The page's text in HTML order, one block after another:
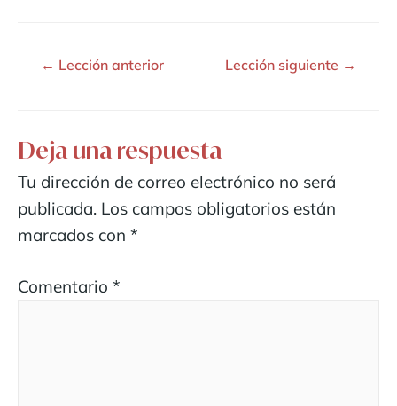
← Lección anterior Lección siguiente →
Deja una respuesta
Tu dirección de correo electrónico no será
publicada. Los campos obligatorios están
marcados con *
Comentario *